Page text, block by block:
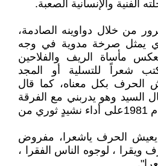
من خلال دواوينه الصادمة،
يمثل صرخة مدوية في وجه
مأساة الريف والفلاحين
شعراً للتسلية أو المجد
الحرف بكل معناه، كما قال
السيد وهو يدربني مع الفرقة
الموسيقية في دمشق عام 1981على أداء نشيدٍ ثوري من
يعيش الحرف ياشعرا، مفروض
ويقرا ، لوجوه الناس الفقرا ،